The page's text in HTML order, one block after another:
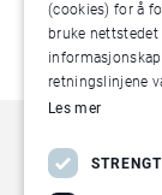
(cookies) for å
bruke
retningslinjene
Les mer